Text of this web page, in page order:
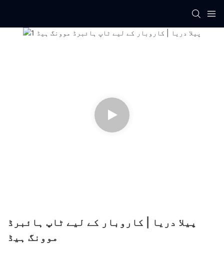
پیلا دریا | کاروبار کے لیے ٹاپ ہائبرڈ
موونگ ہیڈ